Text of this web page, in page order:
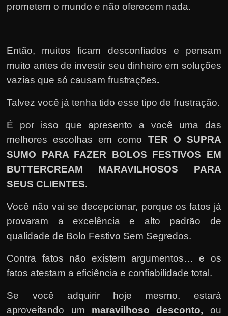
prometem o mundo e não oferecem nada.
Então, muitos ficam desconfiados e pensam
muito antes de investir seu dinheiro em soluções
vazias que só causam frustrações.
Talvez você já tenha tido esse tipo de frustração.
É por isso que apresento a você uma das
melhores escolhas em como TER O SUPRA
SUMO PARA FAZER BOLOS FESTIVOS EM
BUTTERCREAM MARAVILHOSOS PARA
SEUS CLIENTES.
Você não vai se decepcionar, porque os fatos já
provaram a excelência e alto padrão de
qualidade de Bolo Festivo Sem Segredos.
Contra fatos não existem argumentos… e os
fatos atestam a eficiência e confiabilidade total.
Se você adquirir hoje mesmo, estará
aproveitando um maravilhoso desconto, ou